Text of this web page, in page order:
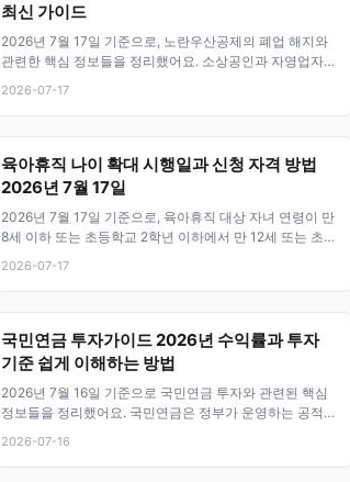
최신 가이드
2026년 7월 17일 기준으로, 노란우산공제의 폐업 해지와
관련한 핵심 정보들을 정리했어요. 소상공인과 자영업자들
2026-07-17
육아휴직 나이 확대 시행일과 신청 자격 방법
2026년 7월 17일
2026년 7월 17일 기준으로, 육아휴직 대상 자녀 연령이 만
8세 이하 또는 초등학교 2학년 이하에서 만 12세 또는 초등
2026-07-17
국민연금 투자가이드 2026년 수익률과 투자
기준 쉽게 이해하는 방법
2026년 7월 16일 기준으로 국민연금 투자와 관련된 핵심
정보들을 정리했어요. 국민연금은 정부가 운영하는 공적
2026-07-16